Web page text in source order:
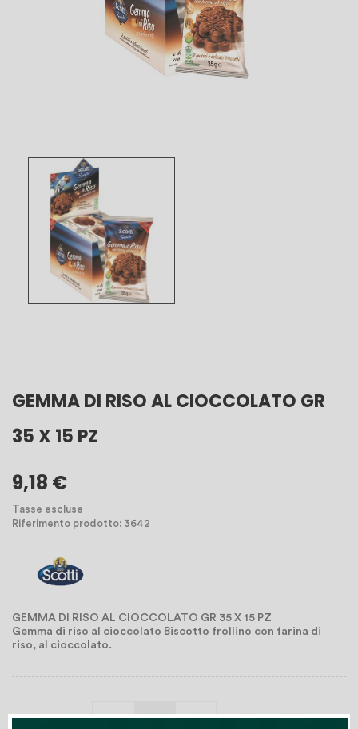
GEMMA DI RISO AL CIOCCOLATO GR
35 X 15 PZ
9,18 €
Tasse escluse
Riferimento prodotto: 3642
GEMMA DI RISO AL CIOCCOLATO GR 35 X 15 PZ
Gemma di riso al cioccolato Biscotto frollino con farina di
riso, al cioccolato.
Quantità